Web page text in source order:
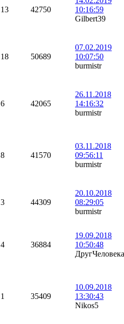
13 42750
10:16:59
Gilbert39
18 50689
07.02.2019
10:07:50
burmistr
6 42065
26.11.2018
14:16:32
burmistr
8 41570
03.11.2018
09:56:11
burmistr
3 44309
20.10.2018
08:29:05
burmistr
4 36884
19.09.2018
10:50:48
ДругЧеловека
1 35409
10.09.2018
13:30:43
Nikos5